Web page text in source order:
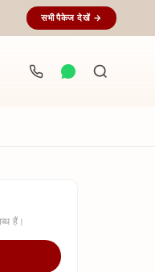
सभी पैकेज देखें →
अनुष्ठान
हैं।